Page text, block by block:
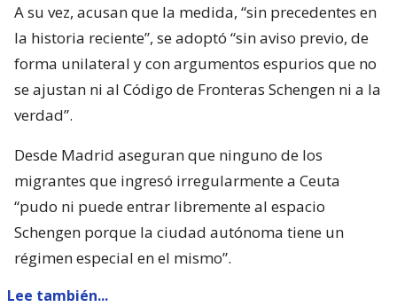
A su vez, acusan que la medida, “sin precedentes en
la historia reciente”, se adoptó “sin aviso previo, de
forma unilateral y con argumentos espurios que no
se ajustan ni al Código de Fronteras Schengen ni a la
verdad”.
Desde Madrid aseguran que ninguno de los
migrantes que ingresó irregularmente a Ceuta
“pudo ni puede entrar libremente al espacio
Schengen porque la ciudad autónoma tiene un
régimen especial en el mismo”.
Lee también...